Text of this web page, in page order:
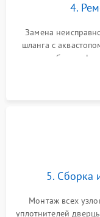
4.
Замена
шланга с
патрубках и
управления,
5. Сборка
Монтаж всех
уплотнителей